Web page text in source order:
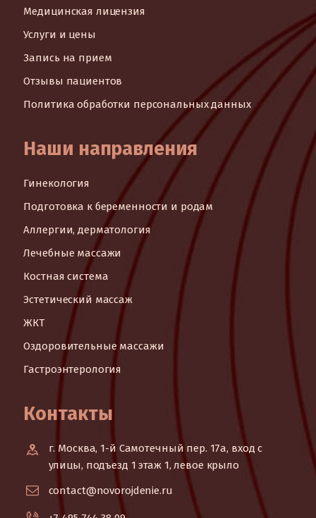
Медицинская лицензия
Услуги и цены
Запись на прием
Отзывы пациентов
Политика обработки персональных данных
Наши направления
Гинекология
Подготовка к беременности и родам
Аллергии, дерматология
Лечебные массажи
Костная система
Эстетический массаж
ЖКТ
Оздоровительные массажи
Гастроэнтерология
Контакты
г. Москва, 1-й Самотечный пер. 17а, вход с
улицы, подъезд 1 этаж 1, левое крыло
contact@novorojdenie.ru